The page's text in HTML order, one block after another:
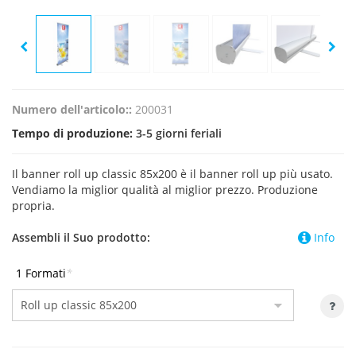
Numero dell'articolo:: 200031
Tempo di produzione: 3-5 giorni feriali
Il banner roll up classic 85x200 è il banner roll up più usato.
Vendiamo la miglior qualità al miglior prezzo. Produzione
propria.
Info
Assembli il Suo prodotto:
1 Formati*